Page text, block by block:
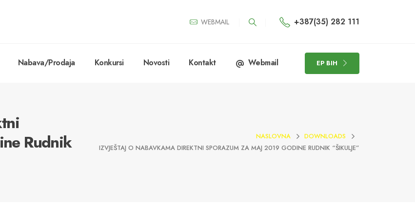
WEBMAIL +387(35) 282 111
Nabava/Prodaja Konkursi Novosti Kontakt Webmail EP BIH
Rudnik
NASLOVNA
DOWNLOADS
IZVJEŠTAJ O NABAVKAMA DIREKTNI SPORAZUM ZA MAJ 2019 GODINE RUDNIK “ŠIKULJE”